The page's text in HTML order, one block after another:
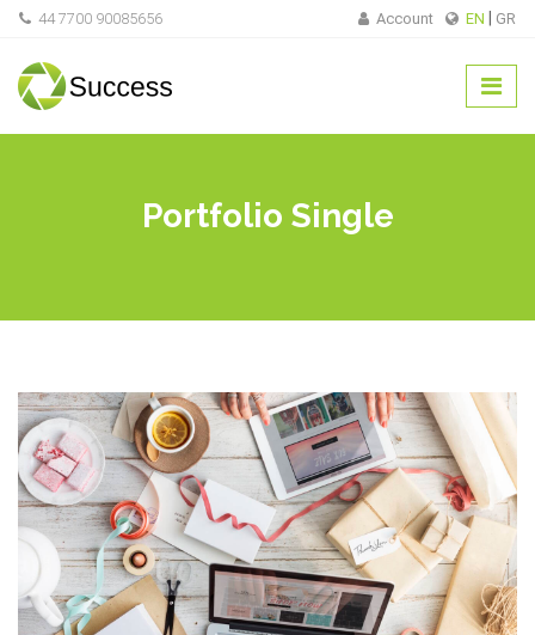
44 7700 90085656 Account EN GR
Portfolio Single